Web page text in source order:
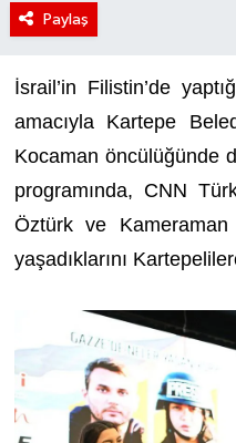
Paylaş
İsrail’in Filistin’de
amacıyla Kartepe
Kocaman öncülüğünde
programında, CNN
Öztürk ve
yaşadıklarını